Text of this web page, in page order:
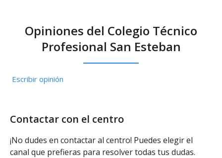
Opiniones del Colegio Técnico
Profesional San Esteban
Escribir opinión
Contactar con el centro
¡No dudes en contactar al centro! Puedes elegir el
canal que prefieras para resolver todas tus dudas.